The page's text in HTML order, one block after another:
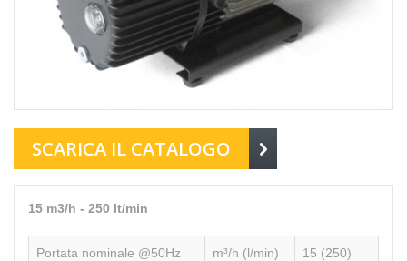
SCARICA IL CATALOGO
15 m3/h - 250 lt/min
Portata nominale @50Hz m³/h (l/min) 15 (250)